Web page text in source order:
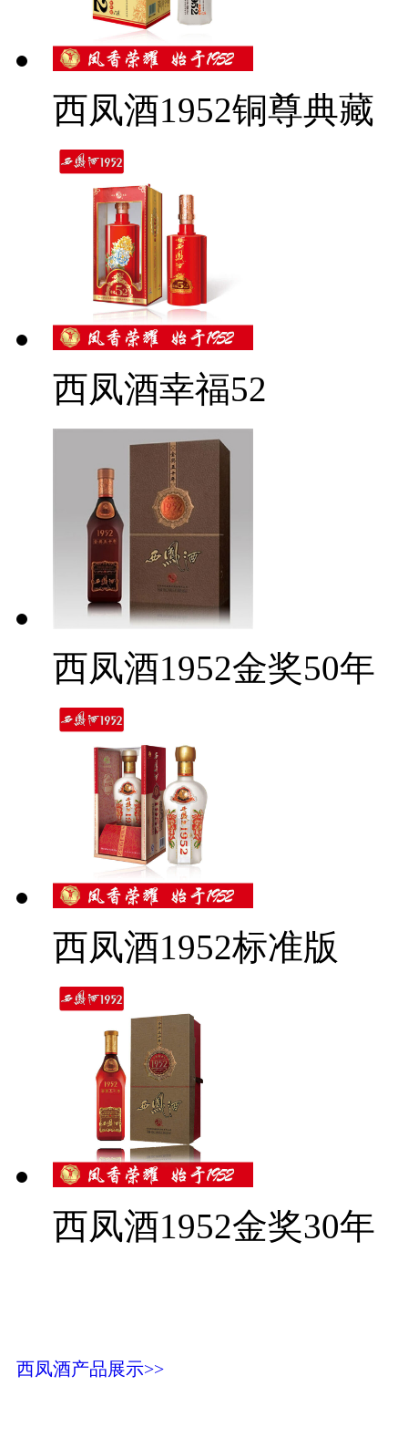
西凤酒1952铜尊典藏
西凤酒幸福52
西凤酒1952金奖50年
西凤酒1952标准版
西凤酒1952金奖30年
西凤酒产品展示>>